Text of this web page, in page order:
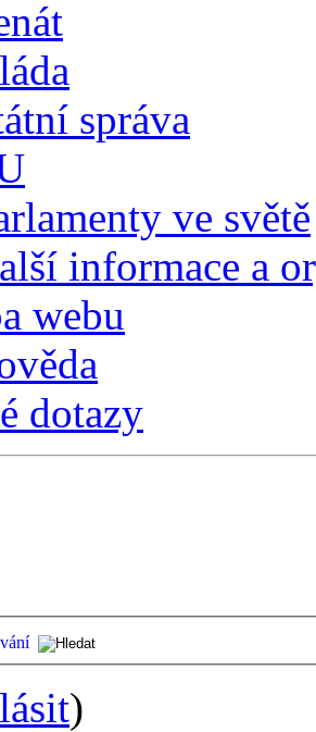
správa
ve světě
informace a
webu
dotazy
)